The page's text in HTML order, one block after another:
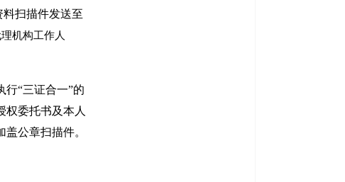
扫描件发送至
机构工作人
“三证合一”的
权委托书及本人
公章扫描件。